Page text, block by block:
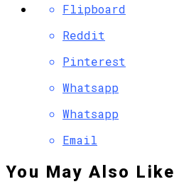
Flipboard
Reddit
Pinterest
Whatsapp
Whatsapp
Email
You May Also Like